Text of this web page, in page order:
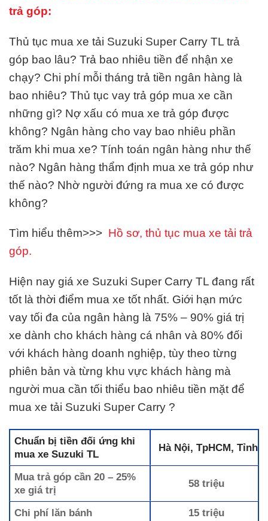
trả góp:
Thủ tục mua xe tải Suzuki Super Carry TL trả
góp bao lâu? Trả bao nhiêu tiền để nhận xe
chạy? Chi phí mỗi tháng trả tiền ngân hàng là
bao nhiêu? Thủ tục vay trả góp mua xe cần
những gì? Nợ xấu có mua xe trả góp được
không? Ngân hàng cho vay bao nhiêu phần
trăm khi mua xe? Tính toán ngân hàng như thế
nào? Ngân hàng thẩm định mua xe trả góp như
thế nào? Nhờ người đứng ra mua xe có được
không?
Tìm hiểu thêm>>> Hồ sơ, thủ tục mua xe tải trả
góp.
Hiện nay giá xe Suzuki Super Carry TL đang rất
tốt là thời điểm mua xe tốt nhất. Giới hạn mức
vay tối đa của ngân hàng là 75% – 90% giá trị
xe dành cho khách hàng cá nhân và 80% đối
với khách hàng doanh nghiệp, tùy theo từng
phiên bản và từng khu vực khách hàng mà
người mua cần tối thiểu bao nhiêu tiền mặt để
mua xe tải Suzuki Super Carry ?
Chuẩn bị tiền đối ứng khi
mua xe Suzuki TL
Hà Nội, TpHCM, Tỉnh
Mua trả góp cần 20 – 25%
xe giá trị
58 triệu
Chi phí lăn bánh 15 triệu